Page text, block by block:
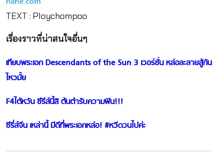
TEXT : Ploychompoo
เรื่องราวที่น่าสนใจอื่นๆ
เทียบพระเอก Descendants of the Sun 3 เวอร์ชั่น หล่อละลายสู้กัน
ไหวมั้ย
F4ไต้หวัน ซีรีส์นี้สิ ต้นตำรับความฟิน!!!
ซีรี่ส์จีน เหล่านี้ มีดีที่พระเอกหล่อ! #หวีดวนไปค่ะ